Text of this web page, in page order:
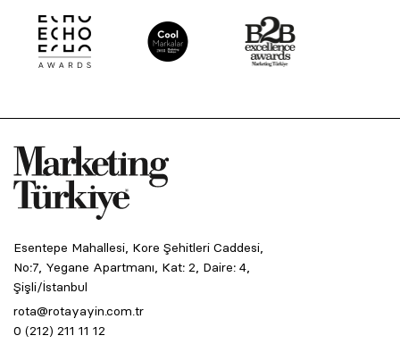
Esentepe Mahallesi, Kore Şehitleri Caddesi,
No:7, Yegane Apartmanı, Kat: 2, Daire: 4,
Şişli/İstanbul
rota@rotayayin.com.tr
0 (212) 211 11 12